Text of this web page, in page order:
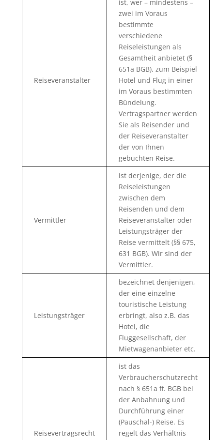
Reiseveranstalter
ist, wer – mindestens –
zwei im Voraus
bestimmte
verschiedene
Reiseleistungen als
Gesamtheit anbietet (§
651a BGB), zum Beispiel
Hotel und Flug in einer
im Voraus bestimmten
Bündelung.
Vertragspartner werden
Sie als Reisender und
der Reiseveranstalter
der von Ihnen
gebuchten Reise.
Vermittler
ist derjenige, der die
Reiseleistungen
zwischen dem
Reisenden und dem
Reiseveranstalter oder
Leistungsträger der
Reise vermittelt (§§ 675,
631 BGB). Wir sind der
Vermittler.
Leistungsträger
bezeichnet denjenigen,
der eine einzelne
touristische Leistung
erbringt, also z.B. das
Hotel, die
Fluggesellschaft, der
Mietwagenanbieter etc.
Reisevertragsrecht
ist das
Verbraucherschutzrecht
nach § 651a ff. BGB bei
der Anbahnung und
Durchführung einer
(Pauschal-) Reise. Es
regelt das Verhältnis